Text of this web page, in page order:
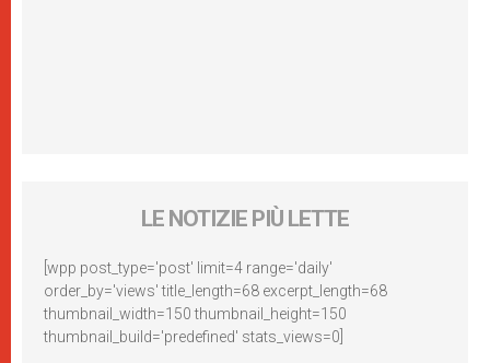
LE NOTIZIE PIÙ LETTE
[wpp post_type='post' limit=4 range='daily'
order_by='views' title_length=68 excerpt_length=68
thumbnail_width=150 thumbnail_height=150
thumbnail_build='predefined' stats_views=0]